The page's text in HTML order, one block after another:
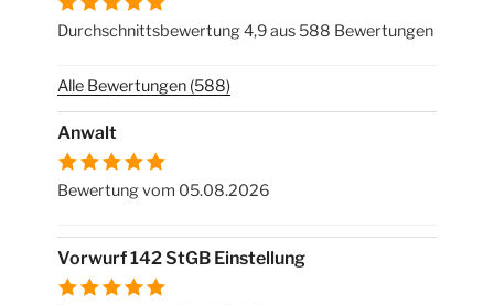
Durchschnittsbewertung 4,9 aus 588 Bewertungen
Alle Bewertungen (588)
Anwalt
Bewertung vom 05.08.2026
Vorwurf 142 StGB Einstellung